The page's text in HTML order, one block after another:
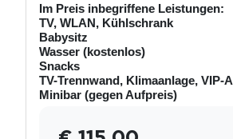
Im Preis inbegriffene Leistungen:
TV, WLAN, Kühlschrank
Babysitz
Wasser (kostenlos)
Snacks
TV-Trennwand, Klimaanlage, VIP-
Minibar (gegen Aufpreis)